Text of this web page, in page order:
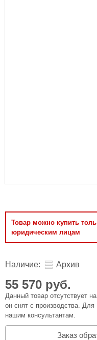
Товар можно купить
юридическим лицам
Наличие: Архив
55 570 руб.
Данный товар отсутствует
он снят с производства. Для
нашим консультантам.
Заказ